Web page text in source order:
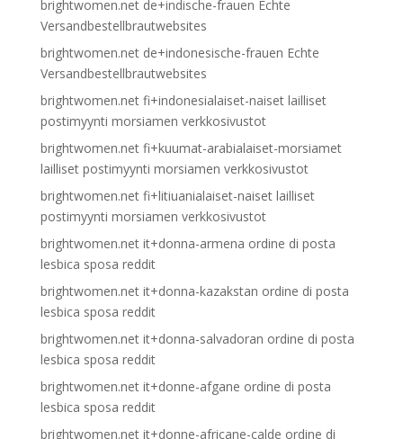
brightwomen.net de+indische-frauen Echte
Versandbestellbrautwebsites
brightwomen.net de+indonesische-frauen Echte
Versandbestellbrautwebsites
brightwomen.net fi+indonesialaiset-naiset lailliset
postimyynti morsiamen verkkosivustot
brightwomen.net fi+kuumat-arabialaiset-morsiamet
lailliset postimyynti morsiamen verkkosivustot
brightwomen.net fi+litiuanialaiset-naiset lailliset
postimyynti morsiamen verkkosivustot
brightwomen.net it+donna-armena ordine di posta
lesbica sposa reddit
brightwomen.net it+donna-kazakstan ordine di posta
lesbica sposa reddit
brightwomen.net it+donna-salvadoran ordine di posta
lesbica sposa reddit
brightwomen.net it+donne-afgane ordine di posta
lesbica sposa reddit
brightwomen.net it+donne-africane-calde ordine di